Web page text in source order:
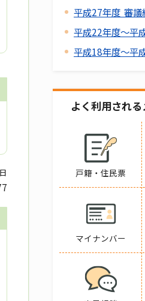
平成27年度 審議
平成22年度～平
平成18年度～平
よく利用され
戸籍・住民票
マイナンバー